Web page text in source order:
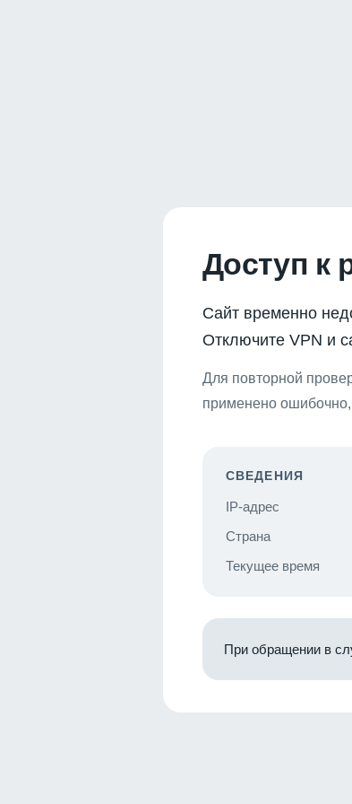
Доступ к
Сайт временно
Отключите VPN и
Для повторной
применено
СВЕДЕНИЯ
IP-адрес
Страна
Текущее время
При обращении в